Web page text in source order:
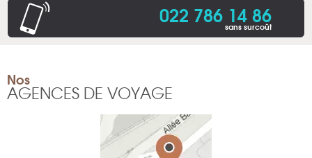
022 786 14 86
sans surcoût
Nos
AGENCES DE VOYAGE